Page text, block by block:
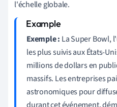
l'échelle globale.
Exemple : La Super Bowl,
les plus suivis aux États-
millions de dollars en
massifs. Les entreprises
astronomiques pour
durant cet événement,